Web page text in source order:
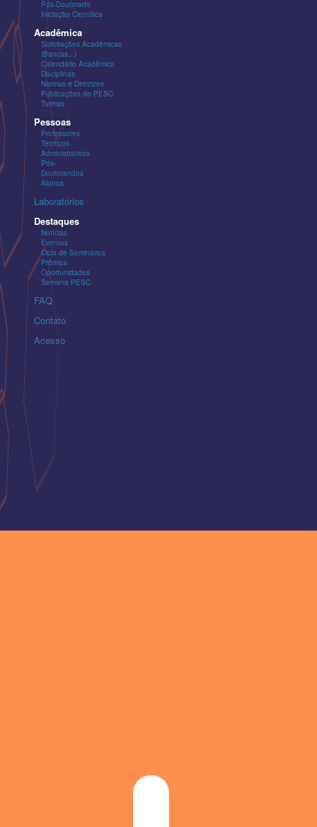
Pós-Doutorado
Iniciação Científica
Acadêmica
Solicitações Acadêmicas
(Bancas...)
Calendário Acadêmico
Disciplinas
Normas e Diretrizes
Publicações do PESC
Turmas
Pessoas
Professores
Técnicos-
Administrativos
Pós-
Doutorandos
Alunos
Laboratórios
Destaques
Notícias
Eventos
Ciclo de Seminários
Prêmios
Oportunidades
Semana PESC
FAQ
Contato
Acesso